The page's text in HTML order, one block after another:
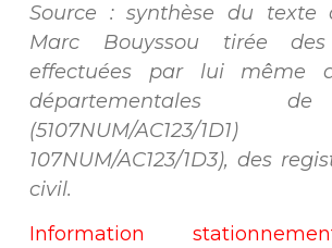
Source : synthèse du texte
Marc Bouyssou tirée des
effectuées par lui même
départementales
(5107NUM/
107NUM/AC123/1D3), des
civil.
Information